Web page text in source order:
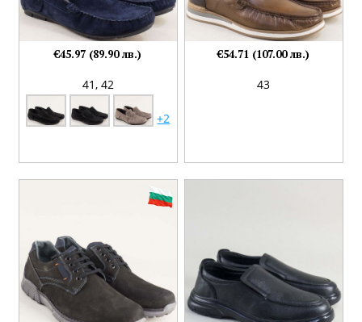
41, 42
+2
€45.97 (89.90 лв.)
43
€54.71 (107.00 лв.)